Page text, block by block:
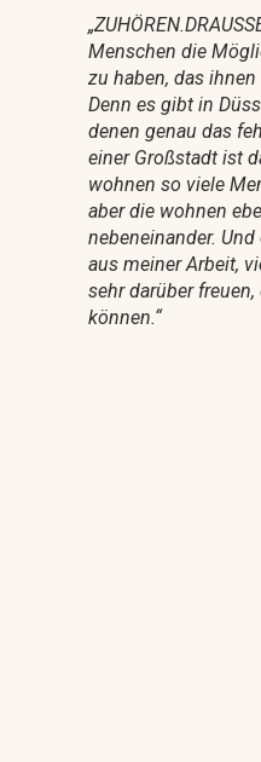
„
Menschen die
zu haben, das
Denn es gibt in
denen genau das
einer Großstadt ist
wohnen so viele
aber die wohnen
nebeneinander.
aus meiner Arbeit,
sehr darüber
können.“